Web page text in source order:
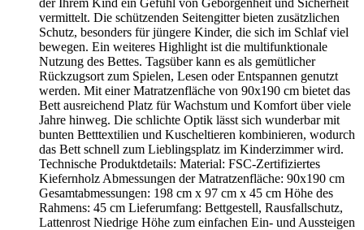
vermittelt. Die schützenden Seitengitter bieten zusätzlichen
Schutz, besonders für jüngere Kinder, die sich im Schlaf viel
bewegen. Ein weiteres Highlight ist die multifunktionale
Nutzung des Bettes. Tagsüber kann es als gemütlicher
Rückzugsort zum Spielen, Lesen oder Entspannen genutzt
werden. Mit einer Matratzenfläche von 90x190 cm bietet das
Bett ausreichend Platz für Wachstum und Komfort über viele
Jahre hinweg. Die schlichte Optik lässt sich wunderbar mit
bunten Betttextilien und Kuscheltieren kombinieren, wodurch
das Bett schnell zum Lieblingsplatz im Kinderzimmer wird.
Technische Produktdetails: Material: FSC-Zertifiziertes
Kiefernholz Abmessungen der Matratzenfläche: 90x190 cm
Gesamtabmessungen: 198 cm x 97 cm x 45 cm Höhe des
Rahmens: 45 cm Lieferumfang: Bettgestell, Rausfallschutz,
Lattenrost Niedrige Höhe zum einfachen Ein- und Aussteigen